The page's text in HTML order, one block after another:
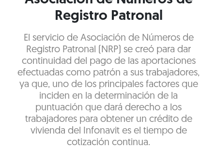
Registro Patronal
El servicio de Asociación de Números de
Registro Patronal (NRP) se creó para dar
continuidad del pago de las aportaciones
efectuadas como patrón a sus trabajadores,
ya que, uno de los principales factores que
inciden en la determinación de la
puntuación que dará derecho a los
trabajadores para obtener un crédito de
vivienda del Infonavit es el tiempo de
cotización continua.